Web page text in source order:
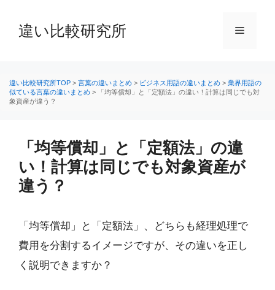
へ
ス
違い比較研究所 メ
違い比較研究所TOP > 言葉の違いまとめ > ビジネス用語の違いまとめ > 業界用語の
似ている言葉の違いまとめ >
「均等償却」と「定額法」の違い！計算は同じでも対
象資産が違う？
「均等償却」と「定額法」の違
い！計算は同じでも対象資産が
違う？
「均等償却」と「定額法」、どちらも経理処理で
費用を分割するイメージですが、その違いを正し
く説明できますか？